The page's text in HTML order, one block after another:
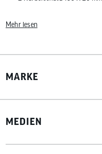
4 Patches Ø 25 mm
Mehr lesen
MARKE
MEDIEN